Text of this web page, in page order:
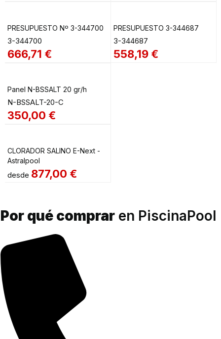
PRESUPUESTO Nº 3-344700
3-344700
666,71 €
PRESUPUESTO 3-344687
3-344687
558,19 €
Panel N-BSSALT 20 gr/h
N-BSSALT-20-C
350,00 €
CLORADOR SALINO E-Next -
Astralpool
desde 877,00 €
Por qué comprar en PiscinaPool